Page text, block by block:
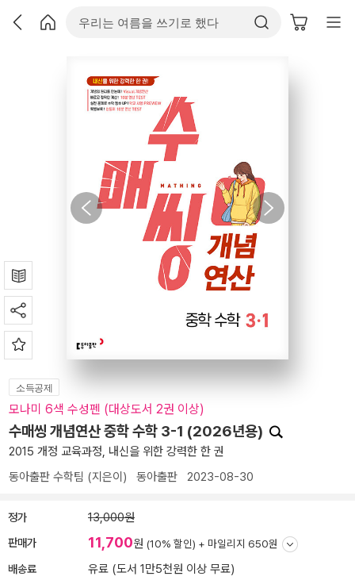
소득공제
모나미 6색 수성펜 (대상도서 2권 이상)
수매씽 개념연산 중학 수학 3-1 (2026년용)
2015 개정 교육과정, 내신을 위한 강력한 한 권
동아출판 수학팀 (지은이) 동아출판 2023-08-30
정가 13,000원
판매가 11,700원 (10% 할인) + 마일리지 650원
배송료
유료 (도서 1만5천원 이상 무료)